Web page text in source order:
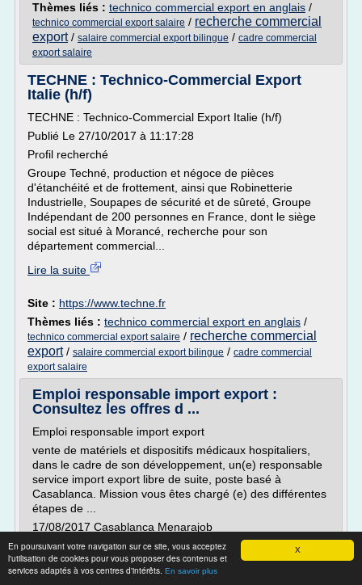
X
En poursuivant votre navigation sur ce site, vous acceptez
l'utilisation de cookies pour vous proposer des contenus et
services adaptés à vos centres d'intérêts. En savoir plus
Thèmes liés : technico commercial export en anglais /
technico commercial export salaire / recherche commercial
export/ salaire commercial export bilingue / cadre commercial
export salaire
TECHNE : Technico-Commercial Export
Italie (h/f)
TECHNE : Technico-Commercial Export Italie (h/f)
Publié Le 27/10/2017 à 11:17:28
Profil recherché
Groupe Techné, production et négoce de pièces
d'étanchéité et de frottement, ainsi que Robinetterie
Industrielle, Soupapes de sécurité et de sûreté, Groupe
Indépendant de 200 personnes en France, dont le siège
social est situé à Morancé, recherche pour son
département commercial...
Lire la suite
Site : https://www.techne.fr
Thèmes liés : technico commercial export en anglais /
technico commercial export salaire / recherche commercial
export/ salaire commercial export bilingue / cadre commercial
export salaire
Emploi responsable import export :
Consultez les offres d ...
Emploi responsable import export
vente de matériels et dispositifs médicaux hospitaliers,
dans le cadre de son développement, un(e) responsable
service import export libre de suite, poste basé à
Casablanca. Mission vous êtes chargé (e) des différentes
étapes de ...
17/08/2017 Casablanca Menarajob
de l'annonce pour le poste : Commercial de Terrain
Expérimenté (H/F) Métier : Commercial,...